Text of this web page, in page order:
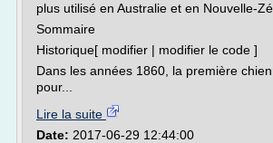
plus utilisé en Australie et en Nouvelle-
Sommaire
Historique[ modifier | modifier le code ]
Dans les années 1860, la première
pour...
Lire la suite
Date: 2017-06-29 12:44:00